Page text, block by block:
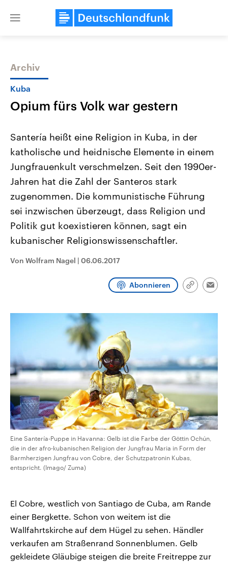
Close
Themen
Landtagswahl Sachsen-Anhalt
2026
Alle Informationen
Sachsen-Anhalt wählt am 6.
September 2026 einen neuen
Bundesland von einer Koalition aus
Umfragen, Prognosen,
und Hintergründe zu den Parteien
und Kandidaten der anstehenden
Aktuelle Beiträge,
Hintergründe
Wirtschaftlich und
gehören die Vereinigten
den mächtigsten Ländern
mit großem Einfluss auf
Sendungen Programm
Archiv
Kuba
Opium fürs Volk war gestern
Santería heißt eine Religion in Kuba, in der
katholische und heidnische Elemente in einem
Jungfrauenkult verschmelzen. Seit den 1990er-
Jahren hat die Zahl der Santeros stark
zugenommen. Die kommunistische Führung
sei inzwischen überzeugt, dass Religion und
Politik gut koexistieren können, sagt ein
kubanischer Religionswissenschaftler.
Von Wolfram Nagel | 06.06.2017
Abonnieren
Link
Eine Santería-Puppe in Havanna: Gelb ist die Farbe der Göttin Ochún,
die in der afro-kubanischen Religion der Jungfrau Maria in Form der
Barmherzigen Jungfrau von Cobre, der Schutzpatronin Kubas,
entspricht. (Imago/ Zuma)
El Cobre, westlich von Santiago de Cuba, am Rande
einer Bergkette. Schon von weitem ist die
Wallfahrtskirche auf dem Hügel zu sehen. Händler
verkaufen am Straßenrand Sonnenblumen. Gelb
gekleidete Gläubige steigen die breite Freitreppe zur